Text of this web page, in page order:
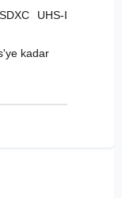
UHS-I
kadar